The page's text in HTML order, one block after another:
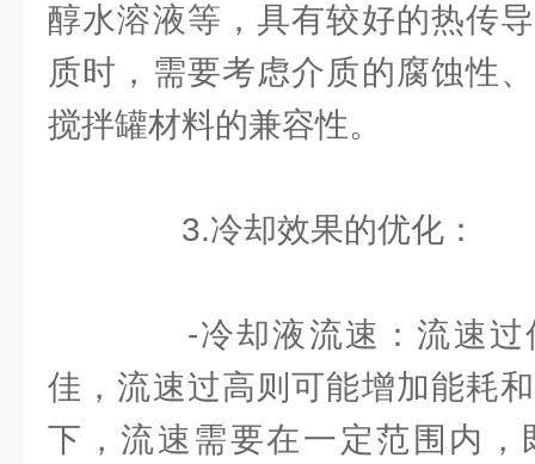
醇水溶液等，具有较好的热传
质时，需要考虑介质的腐蚀性
搅拌罐材料的兼容性。
3.冷却效果的优化：
-冷却液流速：流速过
佳，流速过高则可能增加能耗
下，流速需要在一定范围内，